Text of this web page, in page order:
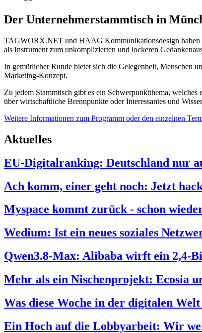
Der Unternehmerstammtisch in
TAGWORX.NET und HAAG Kommunikationsdesign haben
als Instrument zum unkomplizierten und lockeren
In gemütlicher Runde bietet sich die Gelegenheit, Menschen
Marketing-Konzept.
Zu jedem Stammtisch gibt es ein Schwerpunktthema,
über wirtschaftliche Brennpunkte oder Interessantes und
Weitere Informationen zum Programm oder den einzelnen
Aktuelles
EU-Digitalranking: Deutschland nur
Ach komm, einer geht noch: Jetzt
Myspace kommt zurück - schon
Wedium: Ist ein neues soziales
Qwen3.8-Max: Alibaba wirft ein 2,4-
Mehr als ein Nischenprojekt: Ecosia
Was diese Woche in der digitalen
Ein Hoch auf die Lobbyarbeit: Wir